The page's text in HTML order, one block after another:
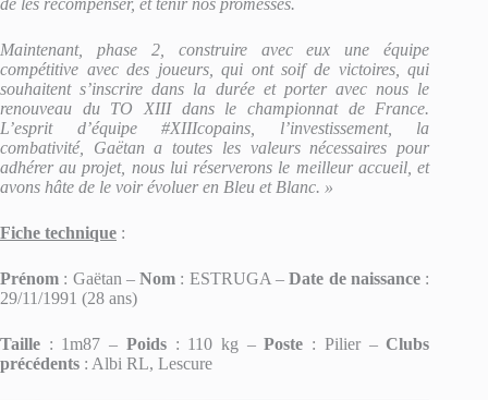
de les récompenser, et tenir nos promesses.
Maintenant, phase 2, construire avec eux une équipe
compétitive avec des joueurs, qui ont soif de victoires, qui
souhaitent s’inscrire dans la durée et porter avec nous le
renouveau du TO XIII dans le championnat de France.
L’esprit d’équipe #XIIIcopains, l’investissement, la
combativité, Gaëtan a toutes les valeurs nécessaires pour
adhérer au projet, nous lui réserverons le meilleur accueil, et
avons hâte de le voir évoluer en Bleu et Blanc. »
Fiche technique :
Prénom : Gaëtan –Nom : ESTRUGA –Date de naissance:
29/11/1991 (28 ans)
Taille : 1m87 – Poids: 110 kg –Poste : Pilier –Clubs
précédents : Albi RL, Lescure